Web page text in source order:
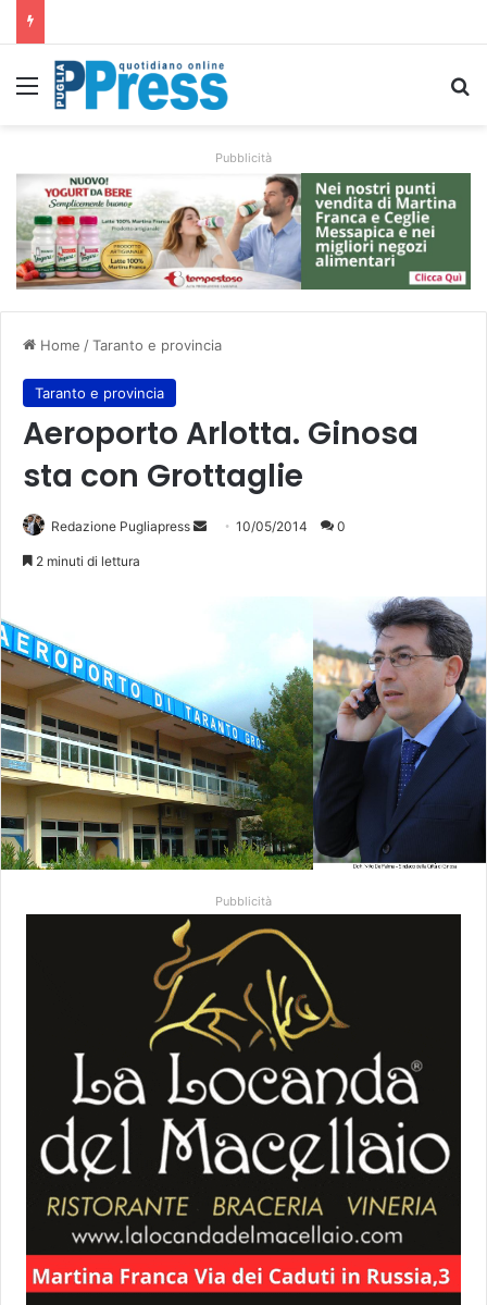
Menu
Pubblicità
Home /Taranto e provincia
Taranto e provincia
Aeroporto Arlotta. Ginosa
sta con Grottaglie
Redazione Pugliapress
'
e
m
a
i
l
10/05/2014 0
2 minuti di lettura
Pubblicità